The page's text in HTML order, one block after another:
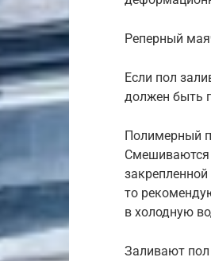
Реперный
Если пол
должен быть
Полимерный
Смешиваются
то
в холодную
Заливают пол